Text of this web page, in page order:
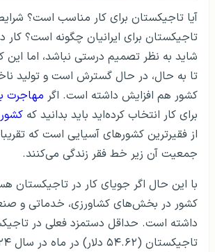
آیا تاجیکستان برای کار مناسب است؟
تاجیکستان برای ایرانیان چگونه است؟ کار
تا به حال، در حال گسترش است و تولید
کشور هم افزایش داشته است. اگر مهاجرت
برای کار انتخاب کرده‌اید باید بدانید که
جمعیت آن زیر خط فقر زندگی می‌کنند.
با این حال اگر جویای کار در تاجیکستان
کشور در بخش‌های کشاورزی، خدماتی و